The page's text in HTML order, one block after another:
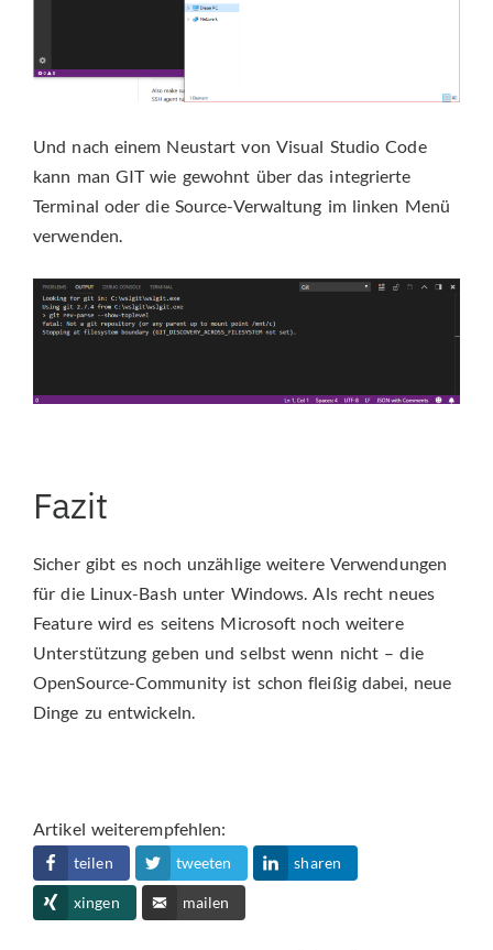
Und nach einem Neustart von Visual Studio Code
kann man GIT wie gewohnt über das integrierte
Terminal oder die Source-Verwaltung im linken Menü
verwenden.
Fazit
Sicher gibt es noch unzählige weitere Verwendungen
für die Linux-Bash unter Windows. Als recht neues
Feature wird es seitens Microsoft noch weitere
Unterstützung geben und selbst wenn nicht – die
OpenSource-Community ist schon fleißig dabei, neue
Dinge zu entwickeln.
Artikel weiterempfehlen:
teilen tweeten sharen
xingen mailen